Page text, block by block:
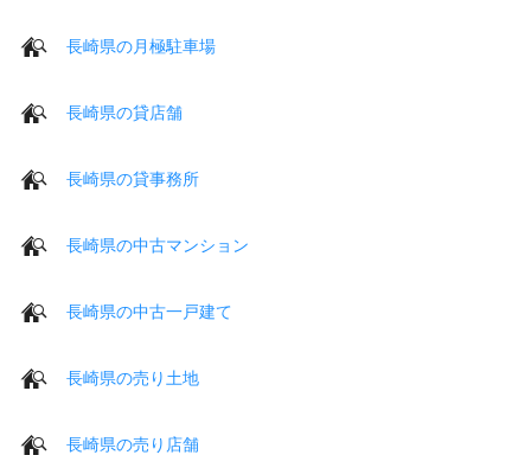
長崎県の月極駐車場
長崎県の貸店舗
長崎県の貸事務所
長崎県の中古マンション
長崎県の中古一戸建て
長崎県の売り土地
長崎県の売り店舗